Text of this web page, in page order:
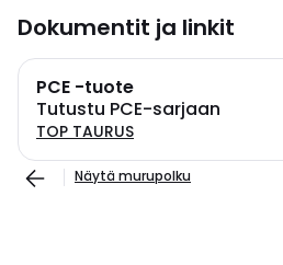
Dokumentit ja linkit
PCE -tuote
Tutustu PCE-sarjaan
TOP TAURUS
Näytä murupolku